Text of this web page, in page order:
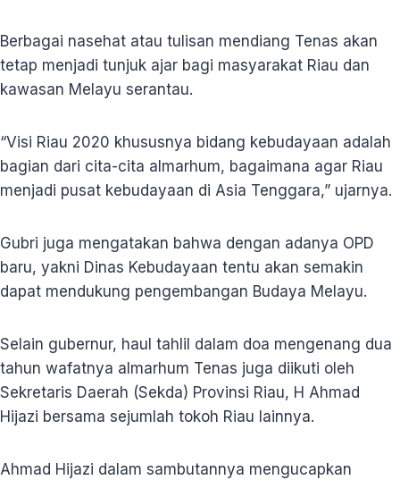
Berbagai nasehat atau tulisan mendiang Tenas akan
tetap menjadi tunjuk ajar bagi masyarakat Riau dan
kawasan Melayu serantau.
“Visi Riau 2020 khususnya bidang kebudayaan adalah
bagian dari cita-cita almarhum, bagaimana agar Riau
menjadi pusat kebudayaan di Asia Tenggara,” ujarnya.
Gubri juga mengatakan bahwa dengan adanya OPD
baru, yakni Dinas Kebudayaan tentu akan semakin
dapat mendukung pengembangan Budaya Melayu.
Selain gubernur, haul tahlil dalam doa mengenang dua
tahun wafatnya almarhum Tenas juga diikuti oleh
Sekretaris Daerah (Sekda) Provinsi Riau, H Ahmad
Hijazi bersama sejumlah tokoh Riau lainnya.
Ahmad Hijazi dalam sambutannya mengucapkan